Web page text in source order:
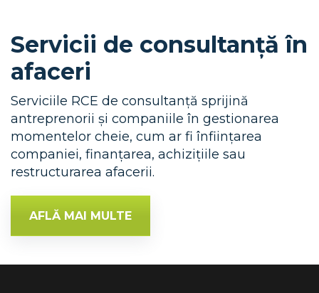
Servicii de consultanță în
afaceri
Serviciile RCE de consultanță sprijină
antreprenorii și companiile în gestionarea
momentelor cheie, cum ar fi înființarea
companiei, finanțarea, achizițiile sau
restructurarea afacerii.
AFLĂ MAI MULTE